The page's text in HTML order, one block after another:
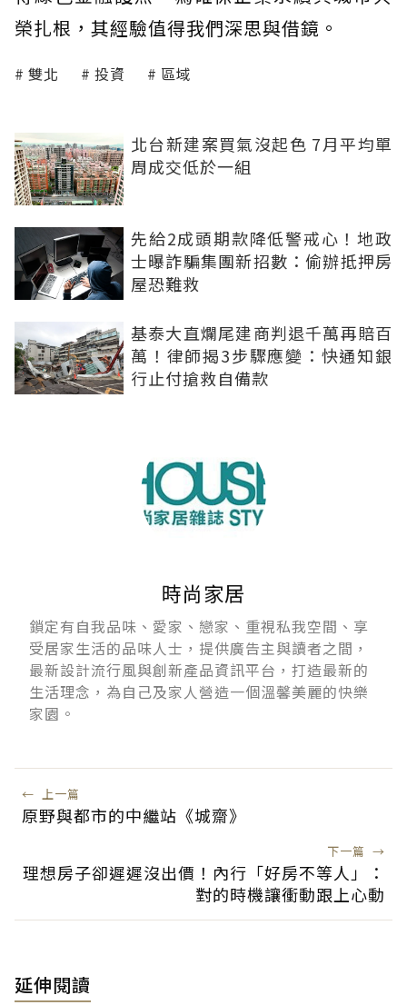
榮扎根，其經驗值得我們深思與借鏡。
雙北 投資 區域
北台新建案買氣沒起色 7月平均單
周成交低於一組
先給2成頭期款降低警戒心！地政
士曝詐騙集團新招數：偷辦抵押房
屋恐難救
基泰大直爛尾建商判退千萬再賠百
萬！律師揭3步驟應變：快通知銀
行止付搶救自備款
時尚家居
鎖定有自我品味、愛家、戀家、重視私我空間、享
受居家生活的品味人士，提供廣告主與讀者之間，
最新設計流行風與創新產品資訊平台，打造最新的
生活理念，為自己及家人營造一個溫馨美麗的快樂
家園。
← 上一篇
原野與都市的中繼站《城齋》
下一篇 →
理想房子卻遲遲沒出價！內行「好房不等人」：
對的時機讓衝動跟上心動
延伸閱讀